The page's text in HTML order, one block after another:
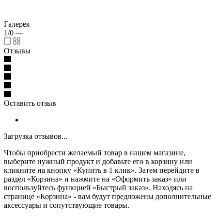
Галерея
1/0 —
Отзывы
Оставить отзыв
Загрузка отзывов...
Чтобы приобрести желаемый товар в нашем магазине,
выберите нужный продукт и добавьте его в корзину или
кликните на кнопку «Купить в 1 клик». Затем перейдите в
раздел «Корзина» и нажмите на «Оформить заказ» или
воспользуйтесь функцией «Быстрый заказ». Находясь на
странице «Корзина» - вам будут предложены дополнительные
аксессуары и сопутствующие товары.